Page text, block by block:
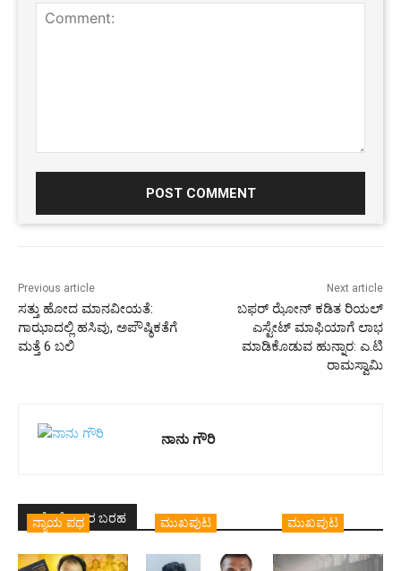
Previous article
ಸತ್ತು ಹೋದ ಮಾನವೀಯತೆ:
ಗಾಝಾದಲ್ಲಿ ಹಸಿವು, ಅಪೌಷ್ಠಿಕತೆಗೆ
ಮತ್ತೆ 6 ಬಲಿ
Next article
ಬಫರ್ ಝೋನ್ ಕಡಿತ ರಿಯಲ್
ಎಸ್ಟೇಟ್ ಮಾಫಿಯಾಗೆ ಲಾಭ
ಮಾಡಿಕೊಡುವ ಹುನ್ನಾರ: ಎ.ಟಿ
ರಾಮಸ್ವಾಮಿ
ನಾನು ಗೌರಿ
ಇದೇ ಲೇಖಕರ ಬರಹ
ನ್ಯಾಯ ಪಥ ಮುಖಪುಟ ಮುಖಪುಟ